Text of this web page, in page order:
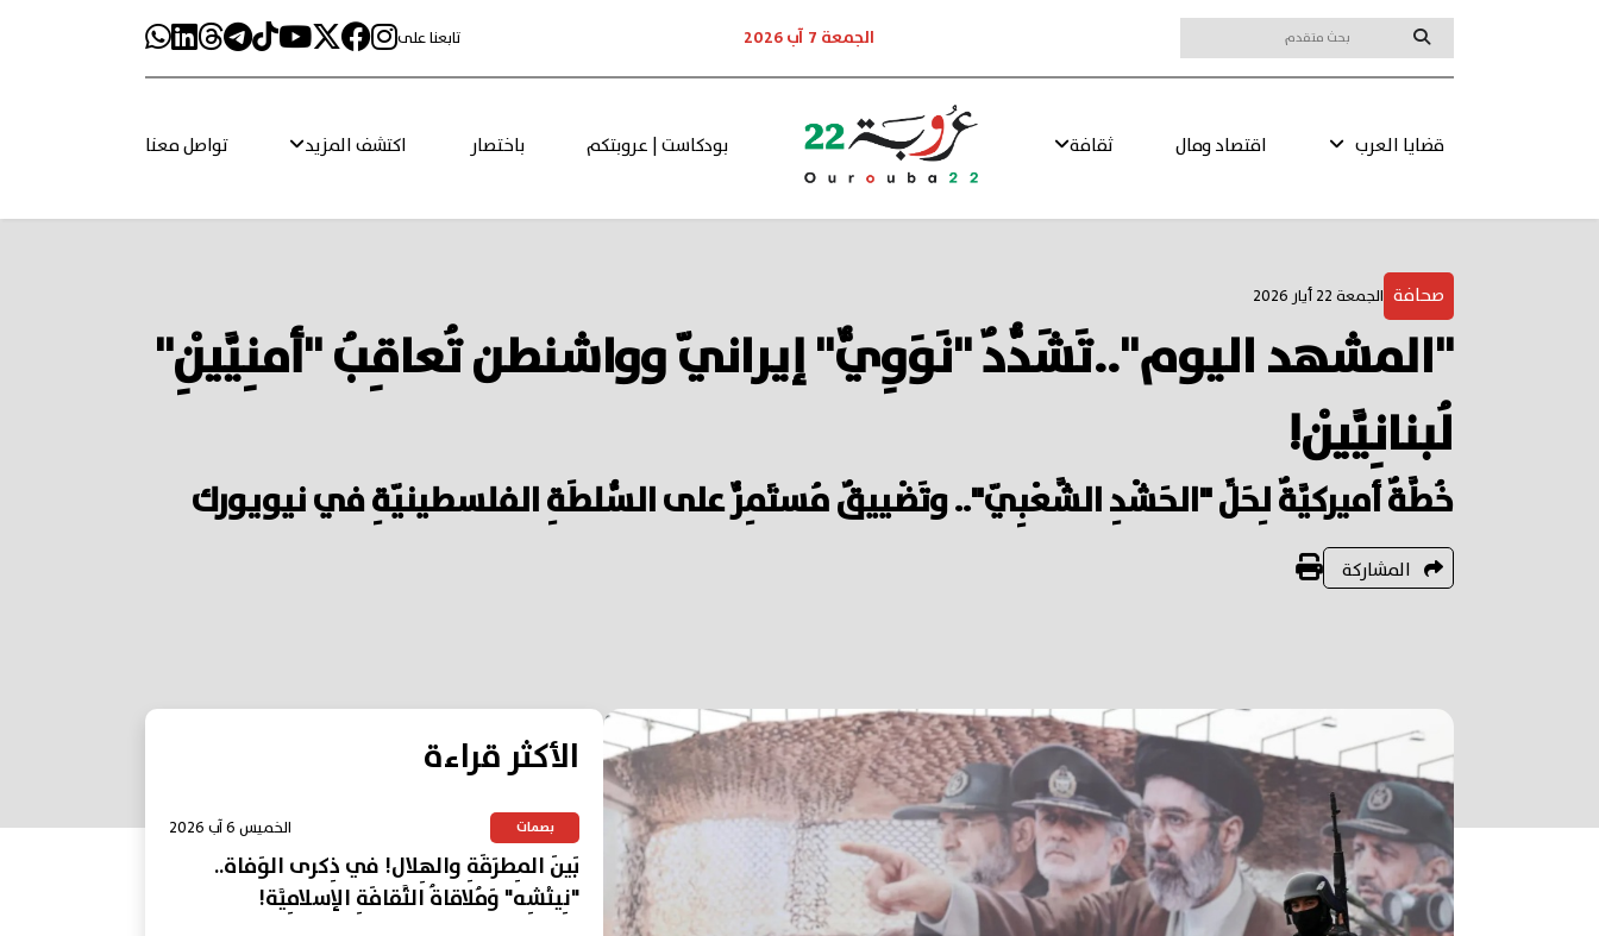
الجمعة 7 آب 2026 تابعنا على
قضايا العرب اقتصاد ومال ثقافة بودكاست | عروبتكم باختصار اكتشف المزيد تواصل معنا
صحافة الجمعة 22 أيار 2026
"المشهد اليوم"..تَشَدُّدٌ "نَوَوِيٌّ" إيرانيّ وواشنطن تُعاقِبُ "أمنِيَّيْنِ"
لُبنانِيَّيْن!
خُطَّةٌ أميركيَّةٌ لِحَلِّ "الحَشْدِ الشَّعْبِيّ".. وتَضْييقٌ مُستَمِرٌّ على السُّلطَةِ الفلسطينيّةِ في نيويورك
المشاركة
الأكثر قراءة
بصمات الخميس 6 آب 2026
بَينَ المِطرَقَةِ والهِلال! في ذِكرى الوَفاة..
"نِيتْشِه" وَمُلاقاةُ الثَّقافَةِ الإسلامِيَّة!